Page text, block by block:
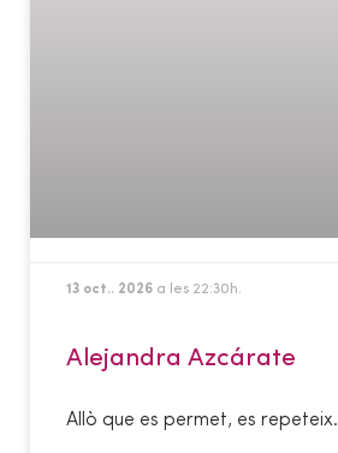
13 oct.. 2026 a les 22:30h.
Alejandra Azcárate
Allò que es permet, es repeteix.